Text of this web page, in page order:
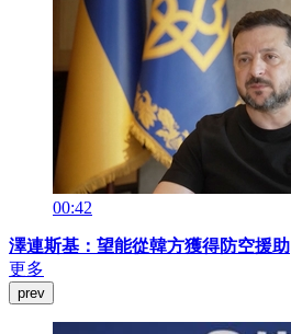
00:42
澤連斯基：望能從韓方獲得防空援助
更多
prev